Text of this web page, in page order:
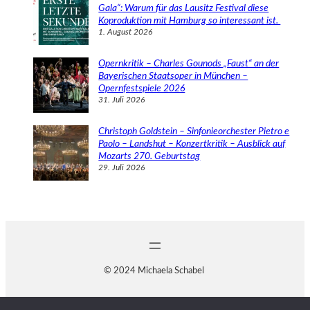
Gala“: Warum für das Lausitz Festival diese
Koproduktion mit Hamburg so interessant ist.
1. August 2026
Opernkritik – Charles Gounods „Faust“ an der
Bayerischen Staatsoper in München –
Opernfestspiele 2026
31. Juli 2026
Christoph Goldstein – Sinfonieorchester Pietro e
Paolo – Landshut – Konzertkritik – Ausblick auf
Mozarts 270. Geburtstag
29. Juli 2026
© 2024 Michaela Schabel